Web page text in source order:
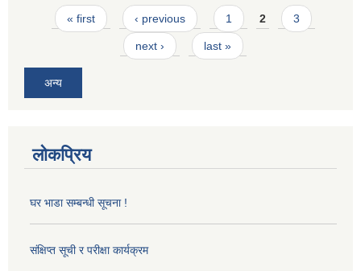
Pages
« first ‹ previous 1 2 3
next › last »
अन्य
लोकप्रिय
घर भाडा सम्बन्धी सूचना !
संक्षिप्त सूची र परीक्षा कार्यक्रम